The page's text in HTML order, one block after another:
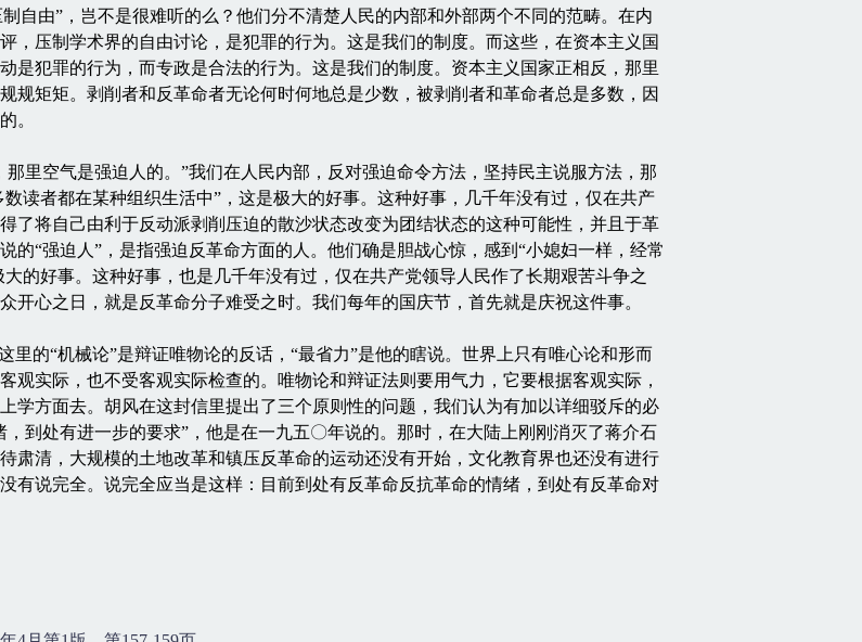
自由”，岂不是很难听的么？他们分不清楚人民的内部和外部两个不同的范畴。在内
，压制学术界的自由讨论，是犯罪的行为。这是我们的制度。而这些，在资本主义国
是犯罪的行为，而专政是合法的行为。这是我们的制度。资本主义国家正相反，那里
规矩矩。剥削者和反革命者无论何时何地总是少数，被剥削者和革命者总是多数，因
。
空气是强迫人的。”我们在人民内部，反对强迫命令方法，坚持民主说服方法，那
读者都在某种组织生活中”，这是极大的好事。这种好事，几千年没有过，仅在共产
了将自己由利于反动派剥削压迫的散沙状态改变为团结状态的这种可能性，并且于革
的“强迫人”，是指强迫反革命方面的人。他们确是胆战心惊，感到“小媳妇一样，经常
的好事。这种好事，也是几千年没有过，仅在共产党领导人民作了长期艰苦斗争之
开心之日，就是反革命分子难受之时。我们每年的国庆节，首先就是庆祝这件事。
的“机械论”是辩证唯物论的反话，“最省力”是他的瞎说。世界上只有唯心论和形而
观实际，也不受客观实际检查的。唯物论和辩证法则要用气力，它要根据客观实际，
学方面去。胡风在这封信里提出了三个原则性的问题，我们认为有加以详细驳斥的必
到处有进一步的要求”，他是在一九五〇年说的。那时，在大陆上刚刚消灭了蒋介石
肃清，大规模的土地改革和镇压反革命的运动还没有开始，文化教育界也还没有进行
有说完全。说完全应当是这样：目前到处有反革命反抗革命的情绪，到处有反革命对